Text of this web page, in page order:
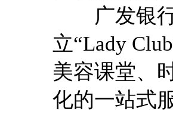
广发银行
立“Lady
美容课堂、
化的一站式